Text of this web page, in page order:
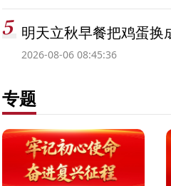
明天立秋早餐把鸡蛋换
2026-08-06 08:45:36
专题